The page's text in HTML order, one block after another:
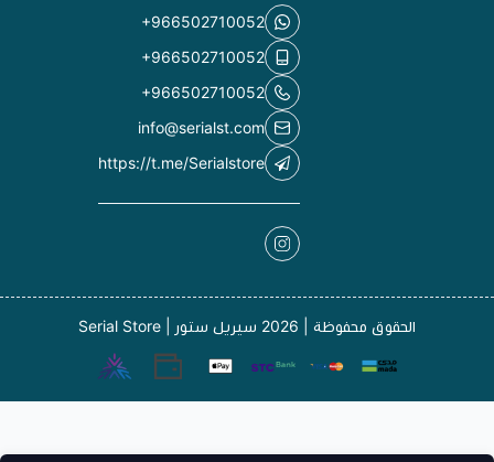
+966502710052
+966502710052
+966502710052
info@serialst.com
https://t.me/Serialstore
الحقوق محفوظة | 2026 سيريل ستور | Serial Store